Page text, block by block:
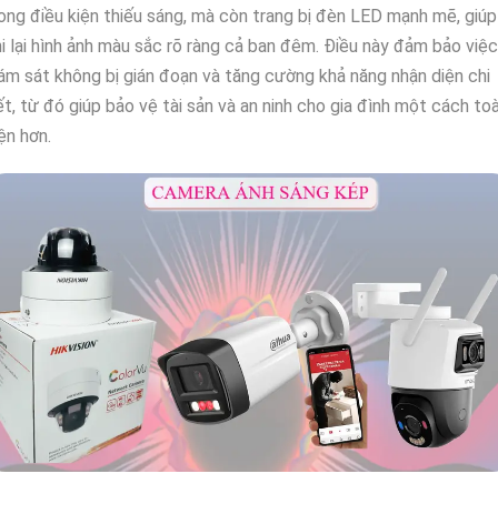
điều kiện thiếu sáng, mà còn trang bị đèn LED mạnh mẽ, giúp
lại hình ảnh màu sắc rõ ràng cả ban đêm. Điều này đảm bảo việc
sát không bị gián đoạn và tăng cường khả năng nhận diện chi
từ đó giúp bảo vệ tài sản và an ninh cho gia đình một cách
hơn.